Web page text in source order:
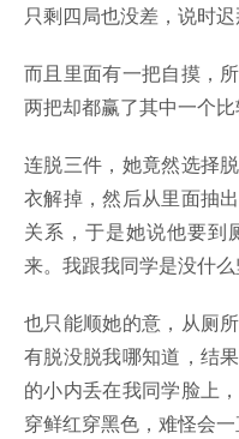
只剩四局也没差，说时
而且里面有一把自摸，
两把却都赢了其中一个比
连脱三件，她竟然选择
衣解掉，然后从里面抽
关系，于是她说他要到
来。我跟我同学是没什
也只能顺她的意，从厕
有脱没脱我哪知道，结
的小内丢在我同学脸上
穿鲜红穿黑色，难怪会一